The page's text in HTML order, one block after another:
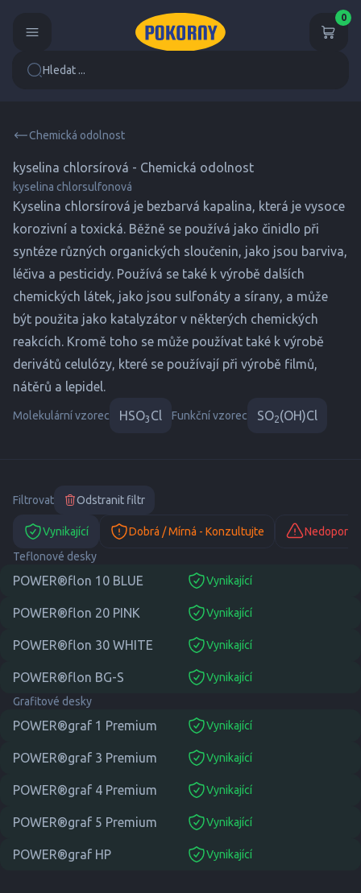
Hledat ...
0
Chemická odolnost
kyselina chlorsírová - Chemická odolnost
kyselina chlorsulfonová
Kyselina chlorsírová je bezbarvá kapalina, která je vysoce
korozivní a toxická. Běžně se používá jako činidlo při
syntéze různých organických sloučenin, jako jsou barviva,
léčiva a pesticidy. Používá se také k výrobě dalších
chemických látek, jako jsou sulfonáty a sírany, a může
být použita jako katalyzátor v některých chemických
reakcích. Kromě toho se může používat také k výrobě
derivátů celulózy, které se používají při výrobě filmů,
nátěrů a lepidel.
Molekulární vzorec HSO3 Cl Funkční vzorec SO2(OH)Cl
Filtrovat Odstranit filtr
Vynikající Dobrá / Mírná - Konzultujte
Teflonové desky
POWER®flon 10 BLUE Vynikající
suitable
POWER®flon 20 PINK Vynikající
suitable
POWER®flon 30 WHITE Vynikající
suitable
POWER®flon BG-S Vynikající
suitable
Grafitové desky
POWER®graf 1 Premium Vynikající
suitable
POWER®graf 3 Premium Vynikající
suitable
POWER®graf 4 Premium Vynikající
suitable
POWER®graf 5 Premium Vynikající
suitable
POWER®graf HP Vynikající
suitable